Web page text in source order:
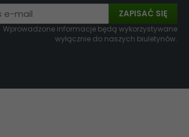
ZAPISAĆ SIĘ
Wprowadzone informacje będą wykorzystywane
wyłącznie do naszych biuletynów.